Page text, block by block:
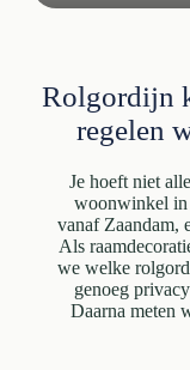
Rolgordijn
regelen
Je hoeft niet
woonwinkel in
vanaf Zaandam,
Als
we welke
genoeg
Daarna meten